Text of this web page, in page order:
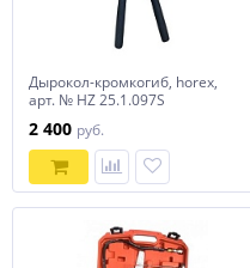
Дырокол-кромкогиб, horex,
арт. № HZ 25.1.097S
2 400 руб.